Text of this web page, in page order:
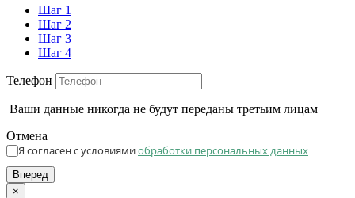
Шаг 1
Шаг 2
Шаг 3
Шаг 4
Телефон
Ваши данные никогда не будут переданы третьим лицам
Отмена
Я согласен с условиямиобработки персональных данных
Вперед
×